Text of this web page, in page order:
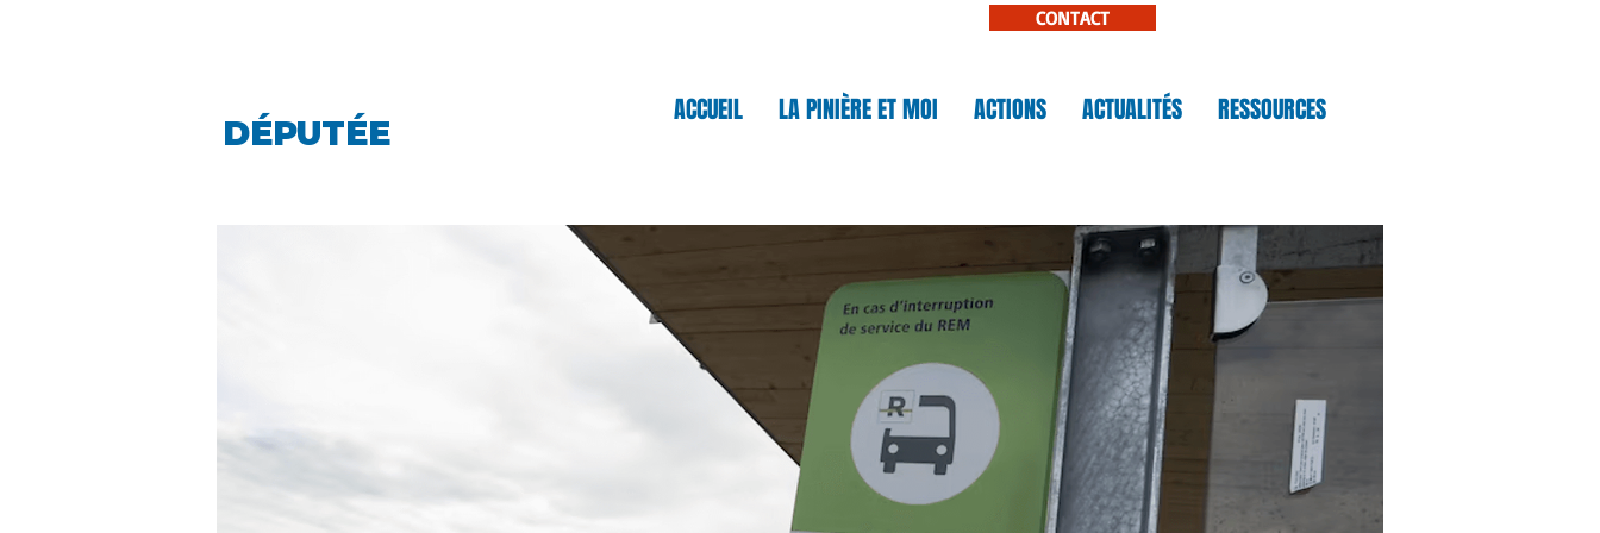
DÉPUTÉE
CONTACT
ACCUEIL LA PINIÈRE ET MOI ACTIONS ACTUALITÉS RESSOURCES